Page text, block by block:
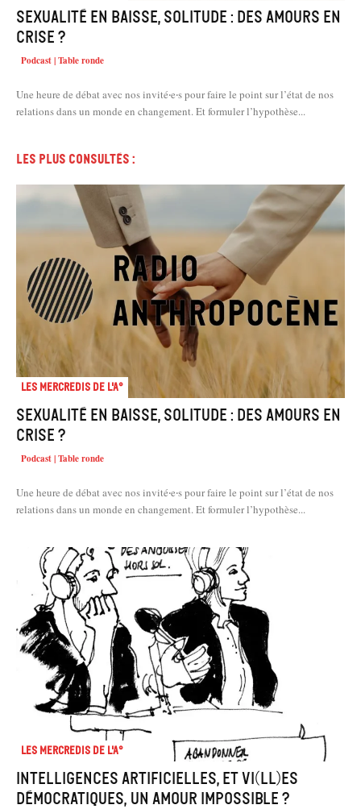
Sexualité en baisse, solitude : des amours en
crise ?
Podcast | Table ronde
Une heure de débat avec nos invité‧e‧s pour faire le point sur l’état de nos
relations dans un monde en changement. Et formuler l’hypothèse...
Les plus consultés :
Les mercredis de l'A°
Sexualité en baisse, solitude : des amours en
crise ?
Podcast | Table ronde
Une heure de débat avec nos invité‧e‧s pour faire le point sur l’état de nos
relations dans un monde en changement. Et formuler l’hypothèse...
Les mercredis de l'A°
Intelligences artificielles, et vi(ll)es
démocratiques, un amour impossible ?